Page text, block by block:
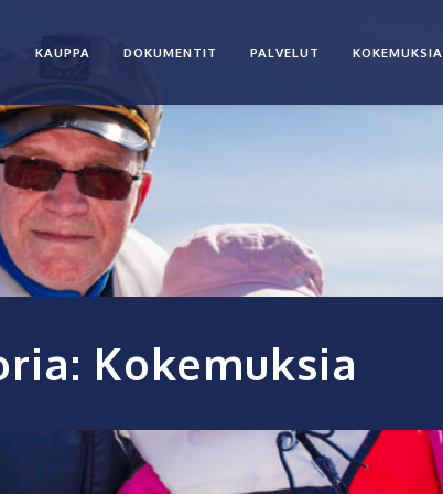
KAUPPA DOKUMENTIT PALVELUT KOKEMUKSIA
Kokemuksia